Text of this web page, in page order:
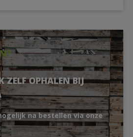
OPHALEN BIJ
na bestellen via onze